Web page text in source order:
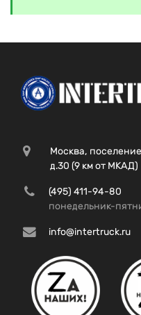
Москва,
д.30 (9 км от МКАД)
(495) 411-94-80
понедельник-
info@intertruck.ru